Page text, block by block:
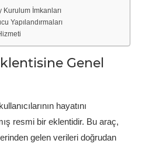
İmkanları
Yapılandırmaları
Genel
hayatını
resmi bir eklentidir. Bu araç,
gelen verileri doğrudan